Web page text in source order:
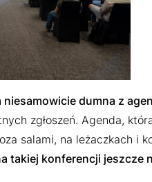
niesamowicie dumna z
zgłoszeń. Agenda,
salami, na leżaczkach i
takiej konferencji jeszcze